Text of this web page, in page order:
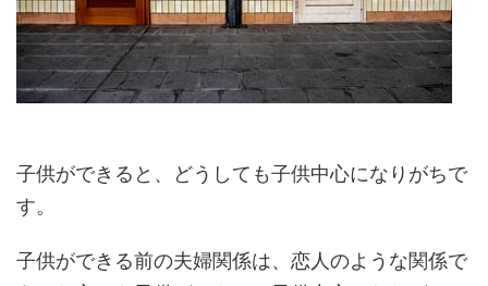
子供ができると、どうしても子供中心になりがちで
す。
子供ができる前の夫婦関係は、恋人のような関係で